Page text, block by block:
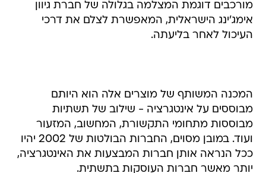
מורכבים דוגמת המצלמה בגלולה של חברת גיוון
אימג'ינג הישראלית, המאפשרת לצלם את דרכי
העיכול לאחר בליעתה.
המכנה המשותף של מוצרים אלה הוא היותם
מבוססים על אינטגרציה - שילוב של תשתיות
מבוססות מתחומי התקשורת, המחשוב, המזעור
ועוד. במובן מסוים, החברות הבולטות של 2002 יהיו
ככל הנראה אותן חברות המבצעות את האינטגרציה,
יותר מאשר חברות העוסקות בתשתית.